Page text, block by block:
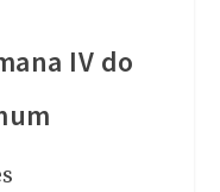
IV do